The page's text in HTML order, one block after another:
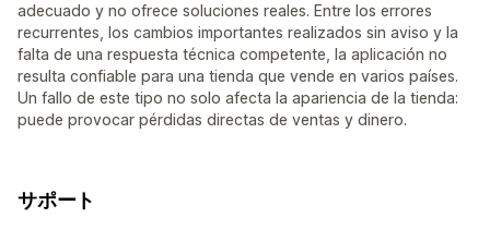
adecuado y no ofrece soluciones reales. Entre los errores
recurrentes, los cambios importantes realizados sin aviso y la
falta de una respuesta técnica competente, la aplicación no
resulta confiable para una tienda que vende en varios países.
Un fallo de este tipo no solo afecta la apariencia de la tienda:
puede provocar pérdidas directas de ventas y dinero.
サポート